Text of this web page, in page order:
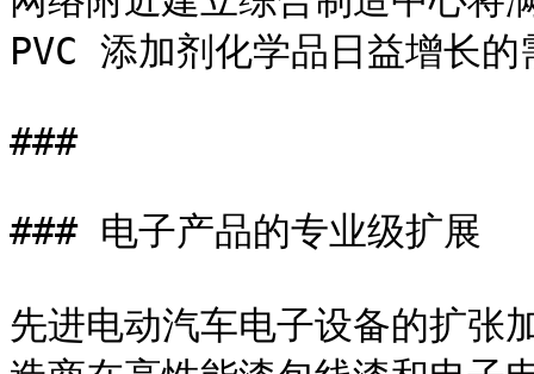
PVC 添加剂化学品日益增长的
###
### 电子产品的专业级扩展
先进电动汽车电子设备的扩张